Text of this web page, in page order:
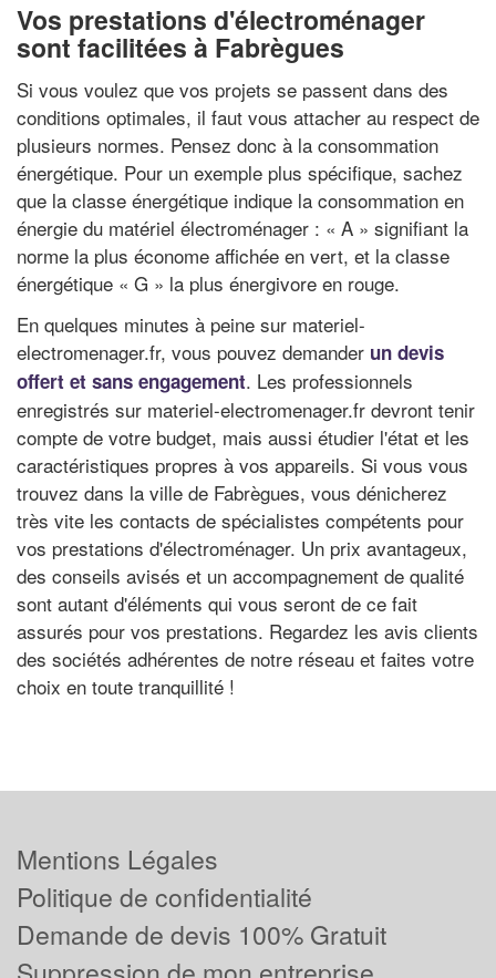
Vos prestations d'électroménager
sont facilitées à Fabrègues
Si vous voulez que vos projets se passent dans des
conditions optimales, il faut vous attacher au respect de
plusieurs normes. Pensez donc à la consommation
énergétique. Pour un exemple plus spécifique, sachez
que la classe énergétique indique la consommation en
énergie du matériel électroménager : « A » signifiant la
norme la plus économe affichée en vert, et la classe
énergétique « G » la plus énergivore en rouge.
En quelques minutes à peine sur materiel-
electromenager.fr, vous pouvez demander un devis
offert et sans engagement. Les professionnels
enregistrés sur materiel-electromenager.fr devront tenir
compte de votre budget, mais aussi étudier l'état et les
caractéristiques propres à vos appareils. Si vous vous
trouvez dans la ville de Fabrègues, vous dénicherez
très vite les contacts de spécialistes compétents pour
vos prestations d'électroménager. Un prix avantageux,
des conseils avisés et un accompagnement de qualité
sont autant d'éléments qui vous seront de ce fait
assurés pour vos prestations. Regardez les avis clients
des sociétés adhérentes de notre réseau et faites votre
choix en toute tranquillité !
Mentions Légales
Politique de confidentialité
Demande de devis 100% Gratuit